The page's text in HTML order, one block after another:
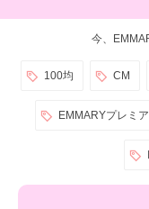
今、
100均 CM
EMMARYプレミ